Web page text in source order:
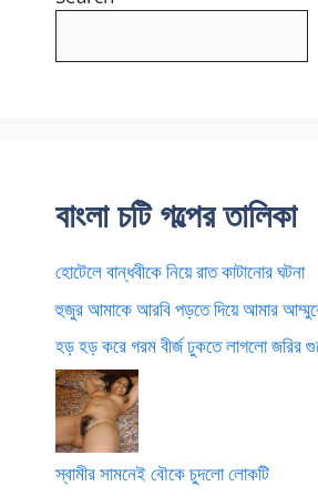
বাংলা চটি গল্পের তালিকা
হোটেলে বান্ধবীকে নিয়ে রাত কাটানোর ঘটনা
হুজুর আমাকে আরবি পড়তে দিয়ে আমার
হড় হড় করে গরম বীর্জ ঢুকতে লাগলো জরির
স্বামীর সামনেই বৌকে চুদলো লোকটি